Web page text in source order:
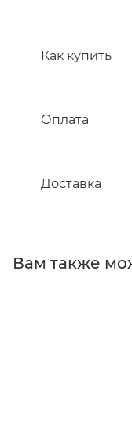
Как купить
Оплата
Доставка
Вам также